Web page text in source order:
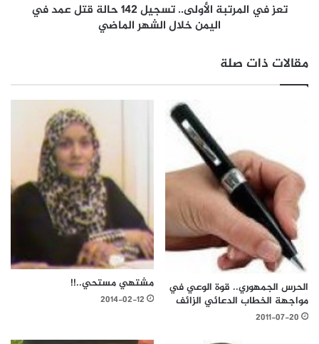
تعز في المرتبة الأولى.. تسجيل 142 حالة قتل عمد في
اليمن خلال الشهر الماضي
مقالات ذات صلة
الحرس الجمهوري.. قوة الوعي في
مواجهة الخطاب الدعائي الزائف
2011-07-20
مشتهي مستحي..!!
2014-02-12